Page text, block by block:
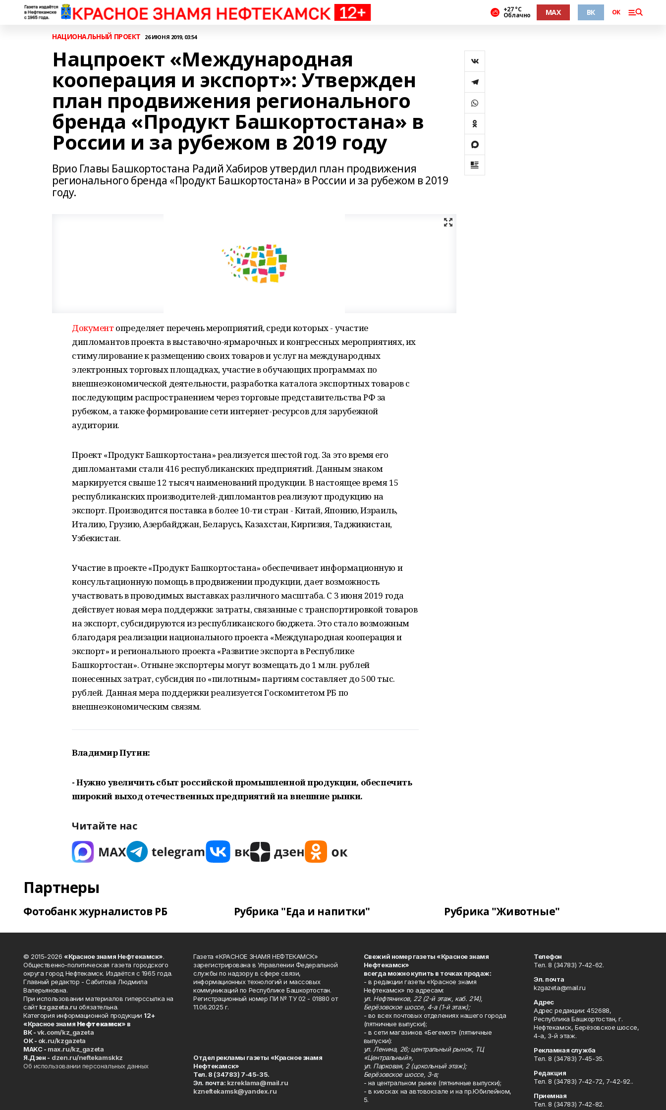
+27 °С
Облачно MAX ВК ОК
НАЦИОНАЛЬНЫЙ ПРОЕКТ 26 ИЮНЯ 2019, 03:54
Нацпроект «Международная
кооперация и экспорт»: Утвержден
план продвижения регионального
бренда «Продукт Башкортостана» в
России и за рубежом в 2019 году
Врио Главы Башкортостана Радий Хабиров утвердил план продвижения
регионального бренда «Продукт Башкортостана» в России и за рубежом в 2019
году.
Документ определяет перечень мероприятий, среди которых - участие
дипломантов проекта в выставочно-ярмарочных и конгрессных мероприятиях, их
стимулирование к размещению своих товаров и услуг на международных
электронных торговых площадках, участие в обучающих программах по
внешнеэкономической деятельности, разработка каталога экспортных товаров с
последующим распространением через торговые представительства РФ за
рубежом, а также формирование сети интернет-ресурсов для зарубежной
аудитории.
Проект «Продукт Башкортостана» реализуется шестой год. За это время его
дипломантами стали 416 республиканских предприятий. Данным знаком
маркируется свыше 12 тысяч наименований продукции. В настоящее время 15
республиканских производителей-дипломантов реализуют продукцию на
экспорт. Производится поставка в более 10-ти стран - Китай, Японию, Израиль,
Италию, Грузию, Азербайджан, Беларусь, Казахстан, Киргизия, Таджикистан,
Узбекистан.
Участие в проекте «Продукт Башкортостана» обеспечивает информационную и
консультационную помощь в продвижении продукции, дает возможность
участвовать в проводимых выставках различного масштаба. С 3 июня 2019 года
действует новая мера поддержки: затраты, связанные с транспортировкой товаров
на экспорт, субсидируются из республиканского бюджета. Это стало возможным
благодаря реализации национального проекта «Международная кооперация и
экспорт» и регионального проекта «Развитие экспорта в Республике
Башкортостан». Отныне экспортеры могут возмещать до 1 млн. рублей
понесенных затрат, субсидия по «пилотным» партиям составляет до 500 тыс.
рублей. Данная мера поддержки реализуется Госкомитетом РБ по
внешнеэкономическим связям.
Владимир Путин:
- Нужно увеличить сбыт российской промышленной продукции, обеспечить
широкий выход отечественных предприятий на внешние рынки.
Читайте нас
Партнеры
Фотобанк журналистов РБ Рубрика "Еда и напитки" Рубрика "Животные"
© 2015-2026 «Красное знамя Нефтекамск».
Общественно-политическая газета городского
округа город Нефтекамск. Издаётся с 1965 года.
Главный редактор - Сабитова Людмила
Валерьяновна.
При использовании материалов гиперссылка на
сайтkzgazeta.ru обязательна.
Категория информационной продукции 12+
«Красное знамя Нефтекамск» в
ВК -vk.com/kz_gazeta
ОК - ok.ru/kzgazeta
MAKC - max.ru/kz_gazeta
Я.Дзен - dzen.ru/neftekamskkz
Об использовании персональных данных
Газета «КРАСНОЕ ЗНАМЯ НЕФТЕКАМСК»
зарегистрирована в Управлении Федеральной
службы по надзору в сфере связи,
информационных технологий и массовых
коммуникаций по Республике Башкортостан.
Регистрационный номер ПИ № ТУ 02 - 01880 от
11.06.2025 г.
Отдел рекламы газеты «Красное знамя
Нефтекамск»
Тел. 8 (34783) 7-45-35.
Эл. почта: kzreklama@mail.ru
kzneftekamsk@yandex.ru
Свежий номер газеты «Красное знамя
Нефтекамск»
всегда можно купить в точках продаж:
- в редакции газеты «Красное знамя
Нефтекамск» по адресам:
ул. Нефтяников, 22 (2-й этаж, каб. 214),
Берёзовское шоссе, 4-а (1-й этаж);
- во всех почтовых отделениях нашего города
(пятничные выпуски);
- в сети магазинов «Бегемот» (пятничные
выпуски):
ул. Ленина, 26; центральный рынок, ТЦ
«Центральный»,
ул. Парковая, 2 (цокольный этаж);
Берёзовское шоссе, 3-в;
- на центральном рынке (пятничные выпуски);
- в киосках на автовокзале и на пр.Юбилейном,
5.
Телефон
Тел. 8 (34783) 7-42-62.
Эл. почта
kzgazeta@mail.ru
Адрес
Адрес редакции: 452688,
Республика Башкортостан, г.
Нефтекамск, Берёзовское шоссе,
4-а, 3-й этаж.
Рекламная служба
Тел. 8 (34783) 7-45-35.
Редакция
Тел. 8 (34783) 7-42-72, 7-42-92..
Приемная
Тел. 8 (34783) 7-42-82.